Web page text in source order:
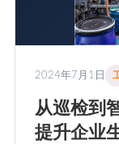
2024年7月1日
从巡检到
提升企业